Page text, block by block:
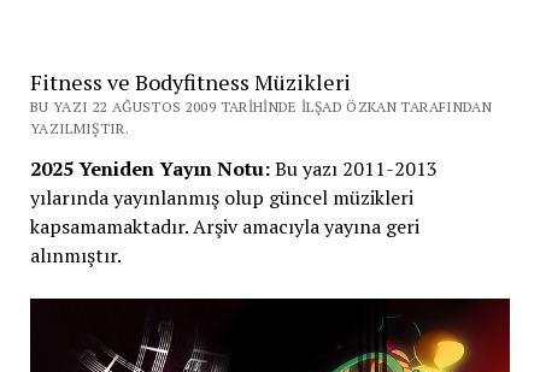
Fitness ve Bodyfitness Müzikleri
BU YAZI 22 AĞUSTOS 2009 TARIHINDE İLŞAD ÖZKAN TARAFINDAN
YAZILMIŞTIR.
2025 Yeniden Yayın Notu:Bu yazı 2011-2013
yılarında yayınlanmış olup güncel müzikleri
kapsamamaktadır. Arşiv amacıyla yayına geri
alınmıştır.